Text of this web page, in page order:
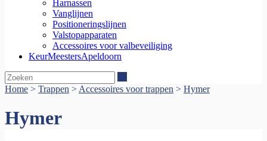
Harnassen
Vanglijnen
Positioneringslijnen
Valstopapparaten
Accessoires voor valbeveiliging
KeurMeestersApeldoorn
Home > Trappen > Accessoires voor trappen > Hymer
Hymer